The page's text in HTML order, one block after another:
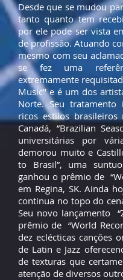
Desde que se mudou
tanto quanto tem
por ele pode ser vista
de profissão. Atuando
mesmo com seu
se fez uma
extremamente
Music" e é um dos
Norte. Seu
ricos estilos
Canadá, ”Brazilian
universitárias por
demorou muito e
to Brasil”, uma
ganhou o prêmio de
em Regina, SK. Ainda
continua no topo do
Seu novo lançamento
prêmio de “World
dez eclécticas canções
de Latin e Jazz
de texturas que
atenção de diversos